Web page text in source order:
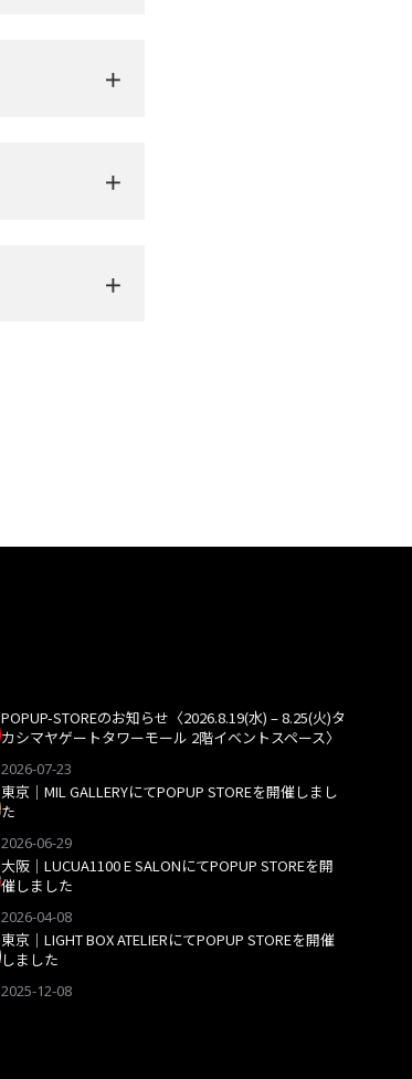
POPUP-STOREのお知らせ〈2026.8.19(水) – 8.25(火)タ
カシマヤゲートタワーモール 2階イベントスペース〉
2026-07-23
東京｜MIL GALLERYにてPOPUP STOREを開催しまし
た
2026-06-29
大阪｜LUCUA1100 E SALONにてPOPUP STOREを開
催しました
2026-04-08
東京｜LIGHT BOX ATELIERにてPOPUP STOREを開催
しました
2025-12-08